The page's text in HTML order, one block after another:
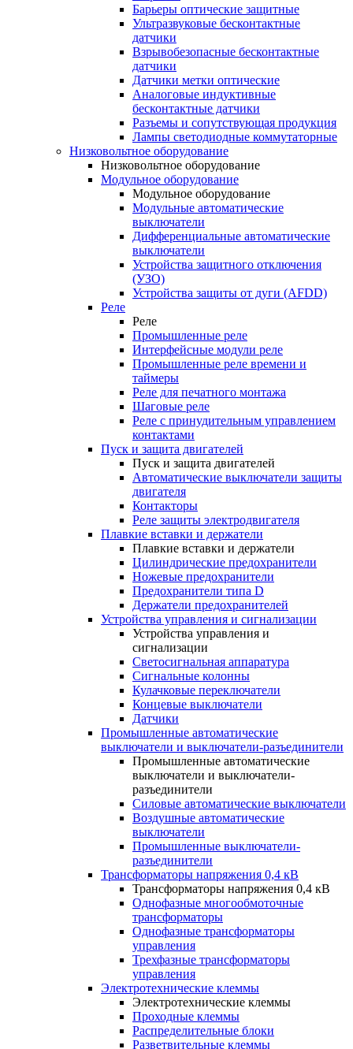
Барьеры оптические защитные
Ультразвуковые бесконтактные
датчики
Взрывобезопасные бесконтактные
датчики
Датчики метки оптические
Аналоговые индуктивные
бесконтактные датчики
Разъемы и сопутствующая продукция
Лампы светодиодные коммутаторные
Низковольтное оборудование
Низковольтное оборудование
Модульное оборудование
Модульное оборудование
Модульные автоматические
выключатели
Дифференциальные автоматические
выключатели
Устройства защитного отключения
(УЗО)
Устройства защиты от дуги (AFDD)
Реле
Реле
Промышленные реле
Интерфейсные модули реле
Промышленные реле времени и
таймеры
Реле для печатного монтажа
Шаговые реле
Реле с принудительным управлением
контактами
Пуск и защита двигателей
Пуск и защита двигателей
Автоматические выключатели защиты
двигателя
Контакторы
Реле защиты электродвигателя
Плавкие вставки и держатели
Плавкие вставки и держатели
Цилиндрические предохранители
Ножевые предохранители
Предохранители типа D
Держатели предохранителей
Устройства управления и сигнализации
Устройства управления и
сигнализации
Светосигнальная аппаратура
Сигнальные колонны
Кулачковые переключатели
Концевые выключатели
Датчики
Промышленные автоматические
выключатели и выключатели-разъединители
Промышленные автоматические
выключатели и выключатели-
разъединители
Силовые автоматические выключатели
Воздушные автоматические
выключатели
Промышленные выключатели-
разъединители
Трансформаторы напряжения 0,4 кВ
Трансформаторы напряжения 0,4 кВ
Однофазные многообмоточные
трансформаторы
Однофазные трансформаторы
управления
Трехфазные трансформаторы
управления
Электротехнические клеммы
Электротехнические клеммы
Проходные клеммы
Распределительные блоки
Разветвительные клеммы